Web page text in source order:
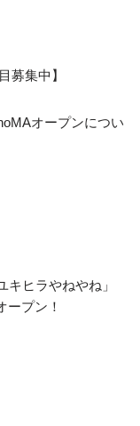
募集中】
オープンについ
ヒラやねやね」
ープン！